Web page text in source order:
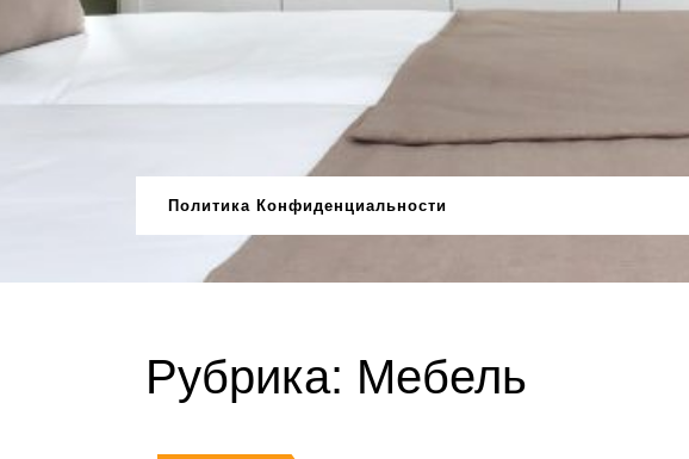
содержимому
Политика Конфиденциальности
Рубрика: Мебель